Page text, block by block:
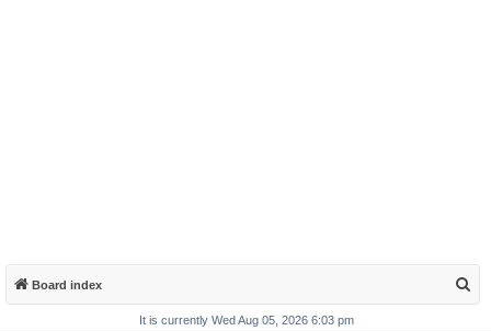
Board index
It is currently Wed Aug 05, 2026 6:03 pm